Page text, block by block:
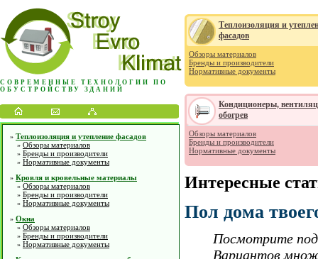
СОВРЕМЕННЫЕ ТЕХНОЛОГИИ ПО
ОБУСТРОЙСТВУ ЗДАНИЙ
» Теплоизоляция и утепление фасадов
» Обзоры материалов
» Бренды и производители
» Нормативные документы
» Кровля и кровельные материалы
» Обзоры материалов
» Бренды и производители
» Нормативные документы
» Окна
» Обзоры материалов
» Бренды и производители
» Нормативные документы
Теплоизоляция и
фасадов
Обзоры материалов
Бренды и производители
Нормативные документы
Кондиционеры,
обогрев
Обзоры материалов
Бренды и производители
Нормативные документы
Интересные
Пол дома
Посмотрите под
Вариантов